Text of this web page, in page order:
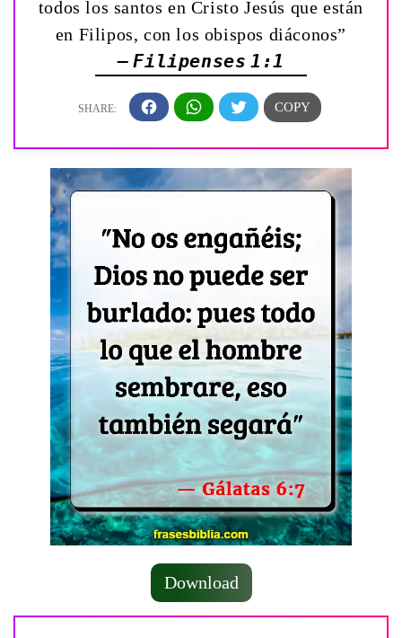
todos los santos en Cristo Jesús que están
en Filipos, con los obispos diáconos”
— Filipenses 1:1
Download